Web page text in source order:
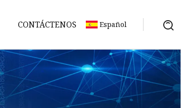
CONTÁCTENOS Español